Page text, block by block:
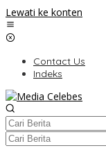
Lewati ke konten
Contact Us
Indeks